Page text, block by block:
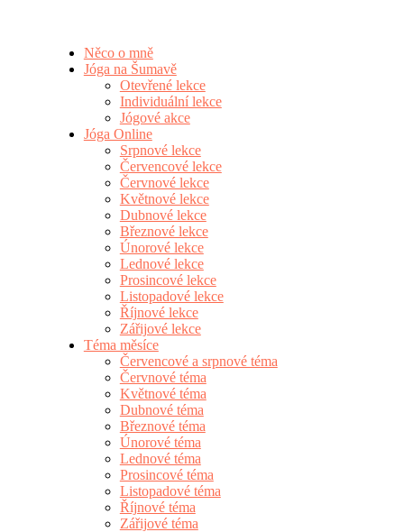
Něco o mně
Jóga na Šumavě
Otevřené lekce
Individuální lekce
Jógové akce
Jóga Online
Srpnové lekce
Červencové lekce
Červnové lekce
Květnové lekce
Dubnové lekce
Březnové lekce
Únorové lekce
Lednové lekce
Prosincové lekce
Listopadové lekce
Říjnové lekce
Zářijové lekce
Téma měsíce
Červencové a srpnové téma
Červnové téma
Květnové téma
Dubnové téma
Březnové téma
Únorové téma
Lednové téma
Prosincové téma
Listopadové téma
Říjnové téma
Zářijové téma